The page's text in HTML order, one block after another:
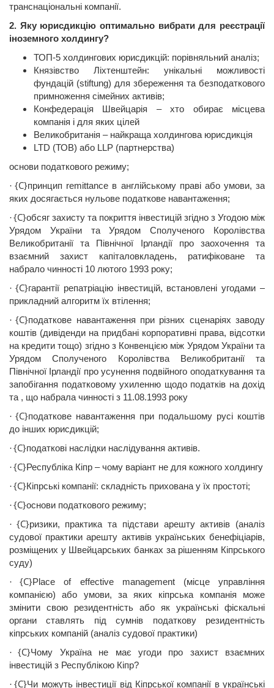
транснаціональні компанії.
2. Яку юрисдикцію оптимально вибратидля реєстрації
іноземного холдингу?
ТОП-5 холдингових юрисдикцій: порівняльний аналіз;
Князівство
Ліхтенштейн: унікальні
можливості
фундацій (stiftung) для збереження та безподаткового
примноження сімейних активів;
Конфедерація
Швейцарія –хто обирає
місцева
компанія і для яких цілей
Великобританія – найкраща холдингова юрисдикція
LTD (ТОВ) або LLP (партнерства)
основи податкового режиму;
· {C}принцип remittance в англійському праві або умови, за
яких досягається нульове податкове навантаження;
·{C}обсяг захисту та покриття інвестицій згідно з Угодою між
Урядом Українита УрядомСполученого
Королівства
Великобританії та Північної Ірландіїпро заохочення та
взаємний
захист капіталовкладень, ратифіковане та
набрало чинності 10 лютого 1993 року;
· {C}гарантії репатріацію інвестицій, встановлені угодами –
прикладний алгоритм їх втілення;
· {C}податкове навантаження при різних сценаріях заводу
коштів (дивіденди на придбані корпоративні права, відсотки
на кредити тощо) згідноз Конвенцією між Урядом Українита
УрядомСполученого Королівства Великобританіїта
Північної Ірландії проусунення подвійного оподаткування та
запобігання податковому ухиленню щодо податків на дохід
та , що набрала чинності з 11.08.1993 року
· {C}податкове навантаження при подальшому русі коштів
до інших юрисдикцій;
·{C}податкові наслідки наслідування активів.
·{C}Республіка Кіпр – чому варіант не для кожного холдингу
·{C}Кіпрські компанії: складність прихована у їх простоті;
·{C}основи податкового режиму;
· {C}ризики, практика та підстави арешту активів (аналіз
судової практикиарешту активів українських бенефіціарів,
розміщених у Швейцарських банках за рішенням Кіпрського
суду)
· {C}Place of effective management(місце
управління
компанією)або умови, заяких кіпрська компанія
може
змінити свою резидентність або як українські фіскальні
органи
ставлять під сумнів податкову
резидентність
кіпрських компаній (аналіз судової практики)
· {C}Чому Українане має угоди про захист
взаємних
інвестицій з Республікою Кіпр?
· {C}Чи можуть інвестиції від Кіпрської компанії в українські